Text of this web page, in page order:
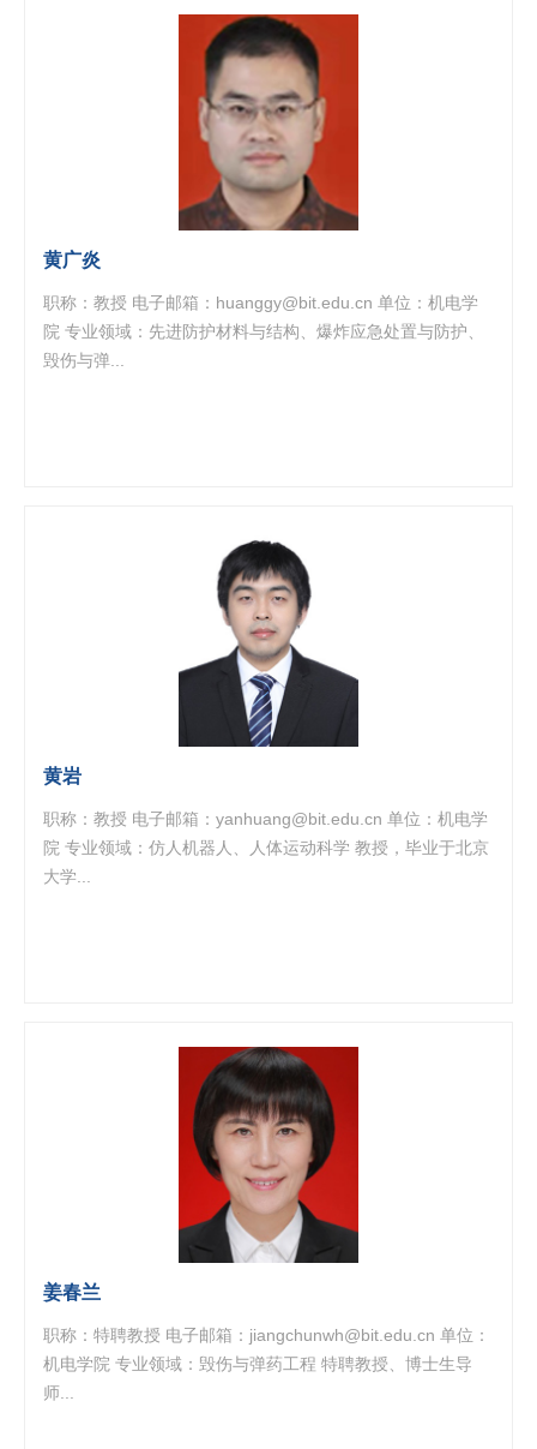
黄广炎
职称：教授 电子邮箱：huanggy@bit.edu.cn 单位：机电学
院 专业领域：先进防护材料与结构、爆炸应急处置与防护、
毁伤与弹...
黄岩
职称：教授 电子邮箱：yanhuang@bit.edu.cn 单位：机电学
院 专业领域：仿人机器人、人体运动科学 教授，毕业于北京
大学...
姜春兰
职称：特聘教授 电子邮箱：jiangchunwh@bit.edu.cn 单位：
机电学院 专业领域：毁伤与弹药工程 特聘教授、博士生导
师...